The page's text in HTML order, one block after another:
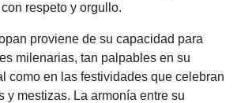
respeto y orgullo.
proviene de su capacidad para
milenarias, tan palpables en su
como en las festividades que celebran
y mestizas. La armonía entre su